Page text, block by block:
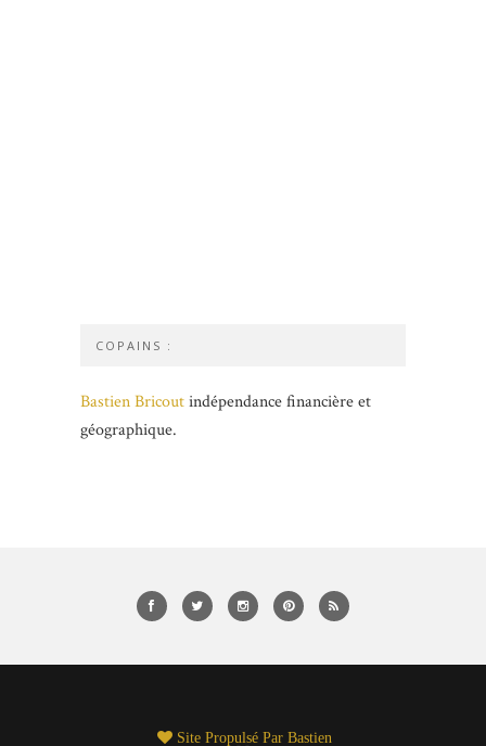
COPAINS :
Bastien Bricoutindépendance financière et
géographique.
Site Propulsé Par Bastien